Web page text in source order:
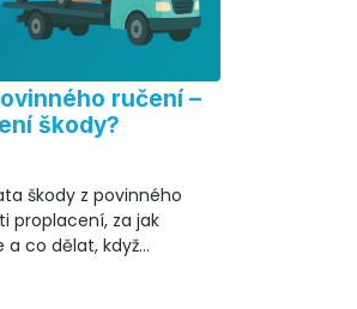
ručení –
škody?
škody z povinného
proplacení, za jak
co dělat, když